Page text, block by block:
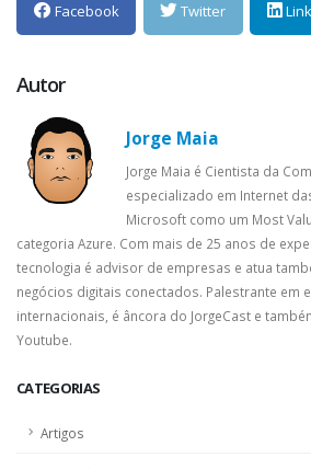
CATEGORIAS
Artigos
Facebook Twitter
Autor
Jorge Maia
Jorge Maia é Cientista da
especializado em Internet
Microsoft como um Most
categoria Azure. Com mais de 25 anos de
tecnologia é advisor de empresas e atua
negócios digitais conectados. Palestrante em
internacionais, é âncora do JorgeCast e
Youtube.